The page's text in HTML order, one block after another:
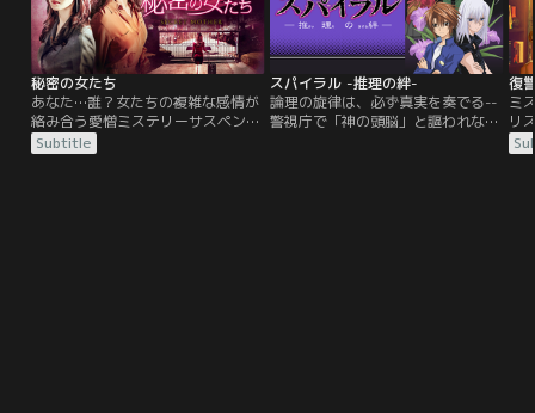
いた。興味のない離婚チームに配属
されたユリは、いっときの我慢だと
思って仕事を学びはじめるが、依頼
人の利益を優先するウンギョンのや
り方についていけない。ユリがとう
とう限界を感じて退職を考えていた
ところに、ウンギョンの夫の不倫を
秘密の女たち
あなた…誰？女たちの複雑な感情が
絡み合う愛憎ミステリーサスペン
ス。江南（カンナム）は最も教育に
力を入れているファミリーが多い地
Subtitle
スパイラル -推理の絆-
論理の旋律は、必ず真実を奏でる--
警視庁で「神の頭脳」と謳われなが
復
ミ
リ
「
化